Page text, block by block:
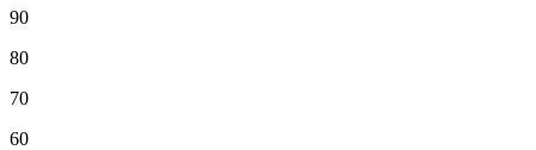
90
80
70
60